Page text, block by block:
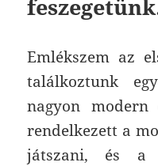
Emlékszem az
találkoztunk
nagyon
rendelkezett a
játszani, és a